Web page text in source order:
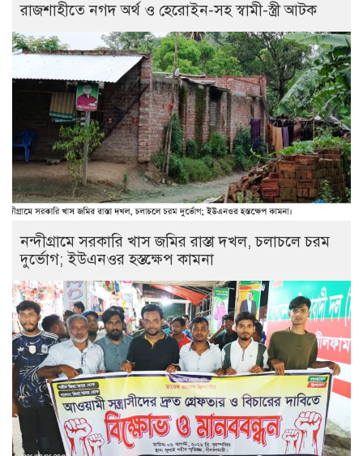
রাজশাহীতে নগদ অর্থ ও হেরোইন-সহ স্বামী-স্ত্রী আটক
নন্দীগ্রামে সরকারি খাস জমির রাস্তা দখল, চলাচলে চরম
দুর্ভোগ; ইউএনওর হস্তক্ষেপ কামনা